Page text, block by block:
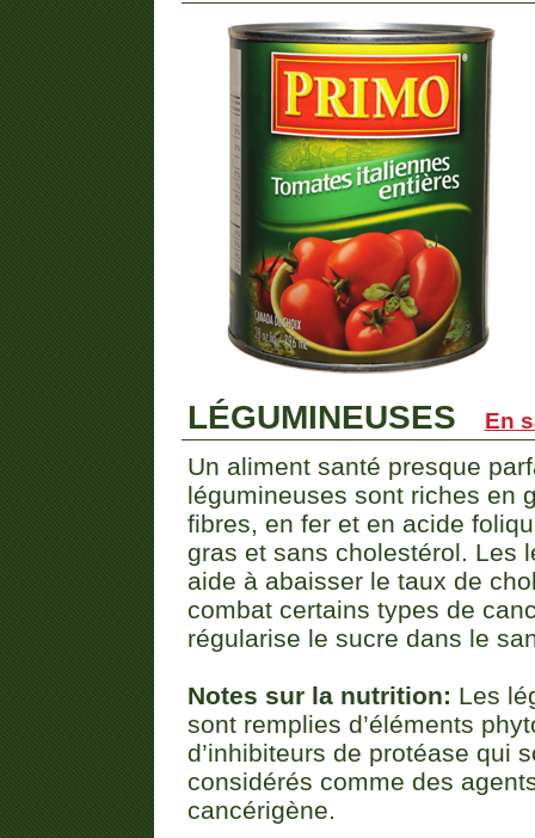
LÉGUMINEUSES En
Un aliment santé presque
légumineuses sont riches en
fibres, en fer et en acide
gras et sans cholestérol. Les
aide à abaisser le taux de
combat certains types de
régularise le sucre dans le
Notes sur la nutrition: Les
sont remplies d’éléments
d’inhibiteurs de protéase qui
considérés comme des
cancérigène.